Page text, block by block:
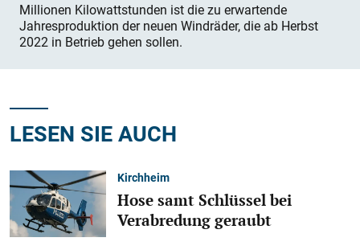
Millionen Kilowattstunden ist die zu erwartende
Jahresproduktion der neuen Windräder, die ab Herbst
2022 in Betrieb gehen sollen.
LESEN SIE AUCH
Kirchheim
Hose samt Schlüssel bei
Verabredung geraubt